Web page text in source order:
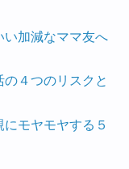
加減なママ友へ
４つのリスクと
モヤモヤする５